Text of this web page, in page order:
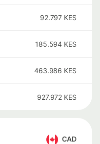
92.797 KES
185.594 KES
463.986 KES
927.972 KES
CAD